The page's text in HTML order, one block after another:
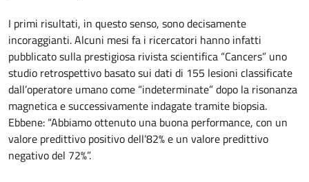
I primi risultati, in questo senso, sono decisamente
incoraggianti. Alcuni mesi fa i ricercatori hanno infatti
pubblicato sulla prestigiosa rivista scientifica “Cancers” uno
studio retrospettivo basato sui dati di 155 lesioni classificate
dall’operatore umano come “indeterminate” dopo la risonanza
magnetica e successivamente indagate tramite biopsia.
Ebbene: “Abbiamo ottenuto una buona performance, con un
valore predittivo positivo dell’82% e un valore predittivo
negativo del 72%”.